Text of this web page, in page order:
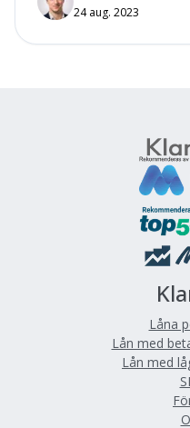
24 aug. 2023
Låna
Lån med
Lån med